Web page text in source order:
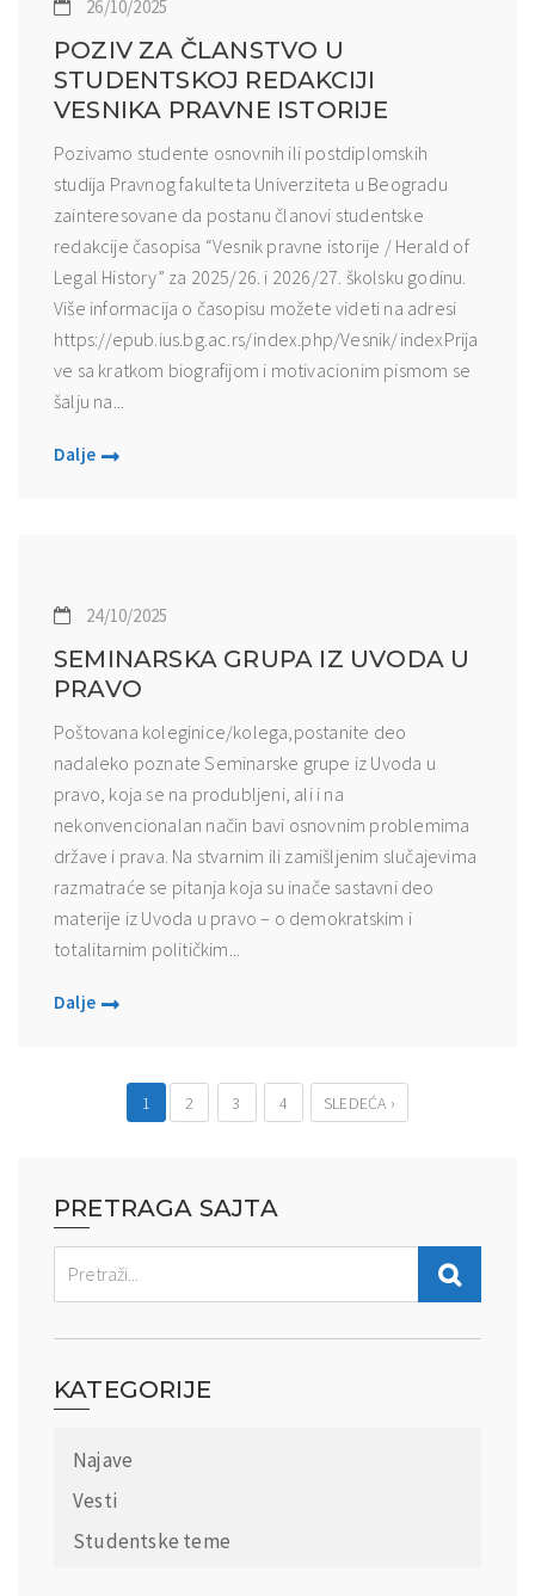
26/10/2025
POZIV ZA ČLANSTVO U
STUDENTSKOJ REDAKCIJI
VESNIKA PRAVNE ISTORIJE
Pozivamo studente osnovnih ili postdiplomskih
studija Pravnog fakulteta Univerziteta u Beogradu
zainteresovane da postanu članovi studentske
redakcije časopisa “Vesnik pravne istorije / Herald of
Legal History” za 2025/26. i 2026/27. školsku godinu.
Više informacija o časopisu možete videti na adresi
https://epub.ius.bg.ac.rs/index.php/Vesnik/indexPrija
ve sa kratkom biografijom i motivacionim pismom se
šalju na...
Dalje
24/10/2025
SEMINARSKA GRUPA IZ UVODA U
PRAVO
Poštovana koleginice/kolega,postanite deo
nadaleko poznate Seminarske grupe iz Uvoda u
pravo, koja se na produbljeni, ali i na
nekonvencionalan način bavi osnovnim problemima
države i prava. Na stvarnim ili zamišljenim slučajevima
razmatraće se pitanja koja su inače sastavni deo
materije iz Uvoda u pravo – o demokratskim i
totalitarnim političkim...
Dalje
1 2 3 4 SLEDEĆA ›
PRETRAGA SAJTA
KATEGORIJE
Najave
Vesti
Studentske teme